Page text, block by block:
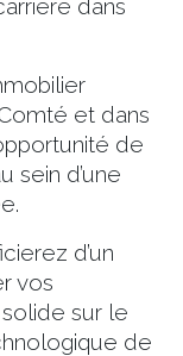
dans
et dans
de
sein d’une
d’un
vos
sur le
de